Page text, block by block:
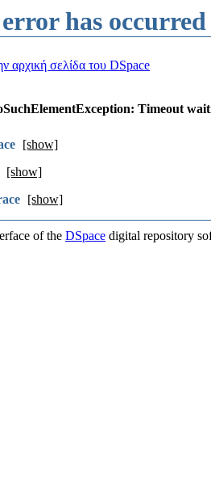
has occurred
αρχική σελίδα του DSpace
Timeout
[show]
[show]
[show]
of the DSpace digital repository